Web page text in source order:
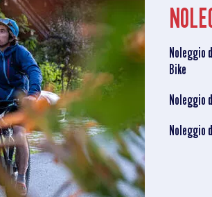
Noleggio
Bike
Noleggio
Noleggio